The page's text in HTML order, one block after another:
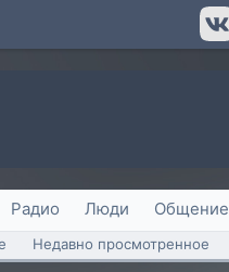
Радио Люди Общение
Недавно просмотренное